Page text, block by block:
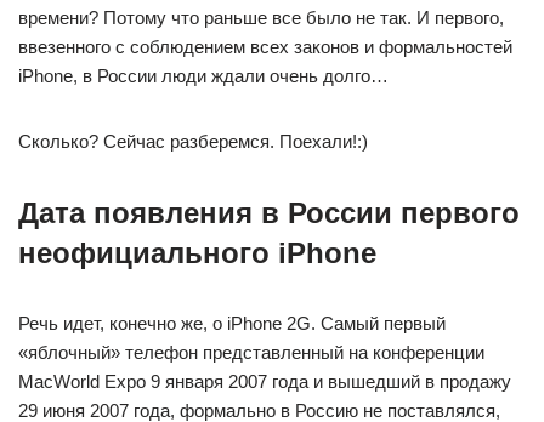
времени? Потому что раньше все было не так. И первого,
ввезенного с соблюдением всех законов и формальностей
iPhone, в России люди ждали очень долго…
Сколько? Сейчас разберемся. Поехали!:)
Дата появления в России первого
неофициального iPhone
Речь идет, конечно же, о iPhone 2G. Самый первый
«яблочный» телефон представленный на конференции
MacWorld Expo 9 января 2007 года и вышедший в продажу
29 июня 2007 года, формально в Россию не поставлялся,